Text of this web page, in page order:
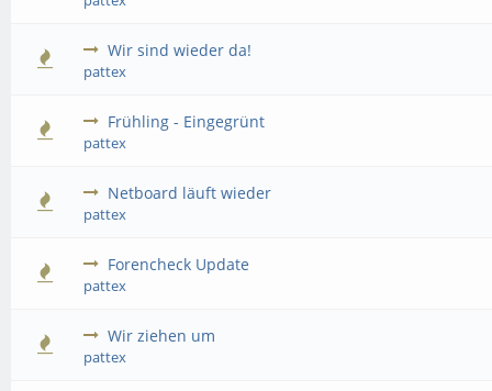
Wir sind wieder da!
pattex
Frühling - Eingegrünt
pattex
Netboard läuft wieder
pattex
Forencheck Update
pattex
Wir ziehen um
pattex